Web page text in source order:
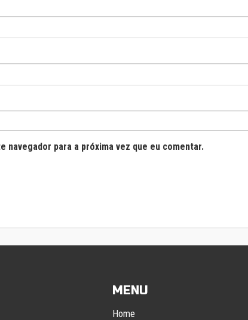
navegador para a próxima vez que eu comentar.
MENU
Home